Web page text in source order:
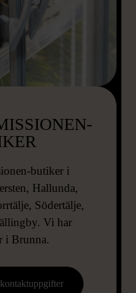
butiker i
Hallunda,
Södertälje,
Vi har
i Brunna.